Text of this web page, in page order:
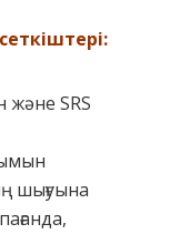
және SRS
шығуына